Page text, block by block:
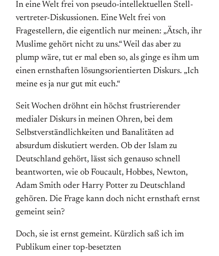
In eine Welt frei von pseudo-intellektuellen Stell­
ver­treter-Diskussionen. Eine Welt frei von
Fragestellern, die eigentlich nur meinen: „Ätsch, ihr
Muslime gehört nicht zu uns.“ Weil das aber zu
plump wäre, tut er mal eben so, als ginge es ihm um
einen ernsthaften lösungsorientierten Diskurs. „Ich
meine es ja nur gut mit euch.“
Seit Wochen dröhnt ein höchst frustrierender
medialer Diskurs in meinen Ohren, bei dem
Selbstverständlichkeiten und Banalitäten ad
absurdum diskutiert werden. Ob der Islam zu
Deutschland gehört, lässt sich genauso schnell
beantworten, wie ob Foucault, Hobbes, Newton,
Adam Smith oder Harry Potter zu Deutschland
gehören. Die Frage kann doch nicht ernsthaft ernst
gemeint sein?
Doch, sie ist ernst gemeint. Kürzlich saß ich im
Publikum einer top-besetzten